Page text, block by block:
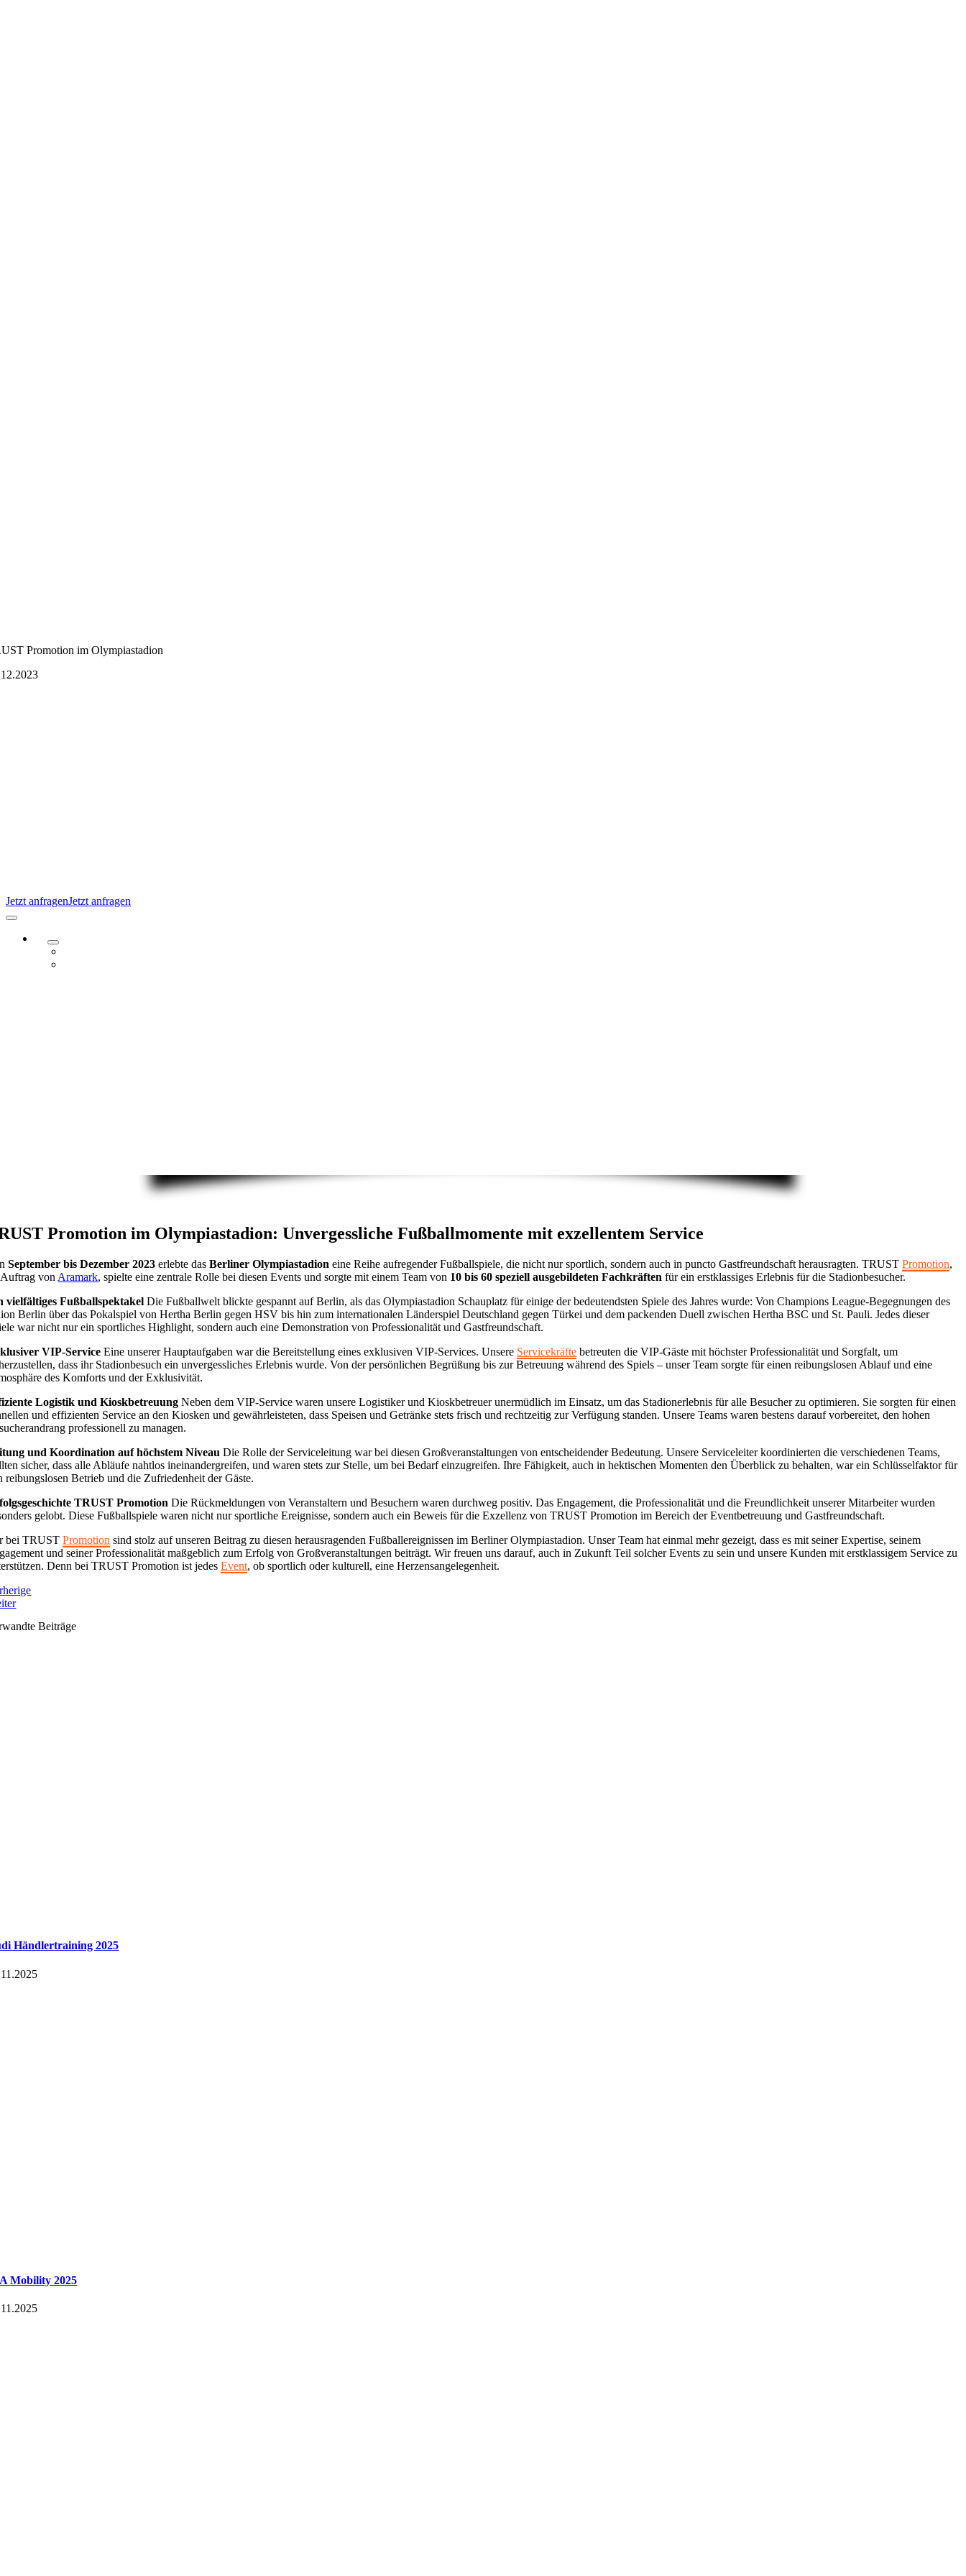
Zum
springen
Jetzt anfragenJetzt anfragen
Navigation
Promotion im Olympiastadion
Promotion im Olympiastadion: Unvergessliche Fußballmomente mit exzellentem Service
September bis Dezember 2023 erlebte dasBerliner Olympiastadion eine Reihe aufregender Fußballspiele, die nicht nur sportlich, sondern auch in puncto Gastfreundschaft herausragten. TRUSTPromotion,
von Aramark, spielte eine zentrale Rolle bei diesen Events und sorgte mit einem Team von 10 bis 60 speziell ausgebildeten Fachkräften für ein erstklassiges Erlebnis für die Stadionbesucher.
vielfältiges Fußballspektakel Die Fußballwelt blickte gespannt auf Berlin, als das Olympiastadion Schauplatz für einige der bedeutendsten Spiele des Jahres wurde: Von Champions League-Begegnungen des
Berlin über das Pokalspiel von Hertha Berlin gegen HSV bis hin zum internationalen Länderspiel Deutschland gegen Türkei und dem packenden Duell zwischen Hertha BSC und St. Pauli. Jedes dieser
war nicht nur ein sportliches Highlight, sondern auch eine Demonstration von Professionalität und Gastfreundschaft.
VIP-Service Eine unserer Hauptaufgaben war die Bereitstellung eines exklusiven VIP-Services. Unsere Servicekräfte betreuten die VIP-Gäste mit höchster Professionalität und Sorgfalt, um
dass ihr Stadionbesuch ein unvergessliches Erlebnis wurde. Von der persönlichen Begrüßung bis zur Betreuung während des Spiels – unser Team sorgte für einen reibungslosen Ablauf und eine
des Komforts und der Exklusivität.
Logistik und Kioskbetreuung Neben dem VIP-Service waren unsere Logistiker und Kioskbetreuer unermüdlich im Einsatz, um das Stadionerlebnis für alle Besucher zu optimieren. Sie sorgten für einen
und effizienten Service an den Kiosken und gewährleisteten, dass Speisen und Getränke stets frisch und rechtzeitig zur Verfügung standen. Unsere Teams waren bestens darauf vorbereitet, den hohen
professionell zu managen.
und Koordination auf höchstem Niveau Die Rolle der Serviceleitung war bei diesen Großveranstaltungen von entscheidender Bedeutung. Unsere Serviceleiter koordinierten die verschiedenen Teams,
sicher, dass alle Abläufe nahtlos ineinandergreifen, und waren stets zur Stelle, um bei Bedarf einzugreifen. Ihre Fähigkeit, auch in hektischen Momenten den Überblick zu behalten, war ein Schlüsselfaktor für
reibungslosen Betrieb und die Zufriedenheit der Gäste.
TRUST Promotion Die Rückmeldungen von Veranstaltern und Besuchern waren durchweg positiv. Das Engagement, die Professionalität und die Freundlichkeit unserer Mitarbeiter wurden
gelobt. Diese Fußballspiele waren nicht nur sportliche Ereignisse, sondern auch ein Beweis für die Exzellenz von TRUST Promotion im Bereich der Eventbetreuung und Gastfreundschaft.
bei TRUSTPromotion sind stolz auf unseren Beitrag zu diesen herausragenden Fußballereignissen im Berliner Olympiastadion. Unser Team hat einmal mehr gezeigt, dass es mit seiner Expertise, seinem
und seiner Professionalität maßgeblich zum Erfolg von Großveranstaltungen beiträgt. Wir freuen uns darauf, auch in Zukunft Teil solcher Events zu sein und unsere Kunden mit erstklassigem Service zu
Denn bei TRUST Promotion ist jedesEvent, ob sportlich oder kulturell, eine Herzensangelegenheit.
Beiträge
Händlertraining 2025
Mobility 2025